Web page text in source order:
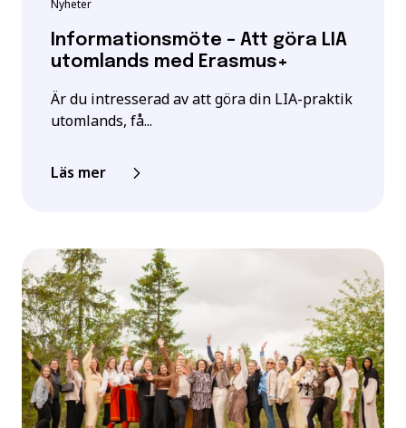
Nyheter
Informationsmöte – Att göra LIA
utomlands med Erasmus+
Är du intresserad av att göra din LIA-praktik
utomlands, få...
Läs mer